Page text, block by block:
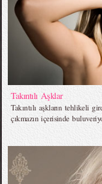
Takıntılı Aşklar
Takıntılı aşkların tehlikeli
çıkmazın içerisinde